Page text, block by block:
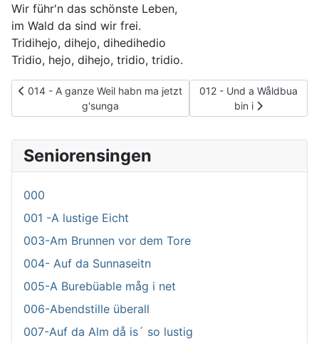
Wir führ'n das schönste Leben,
im Wald da sind wir frei.
Tridihejo, dihejo, dihedihedio
Tridio, hejo, dihejo, tridio, tridio.
Vorheriger Beitrag: 014 - A ganze Weil habn ma jetzt g'sunga
014 - A ganze Weil habn ma jetzt
g'sunga
Nächster Beitrag: 012 -
012 - Und a Wåldbua
bin i
Seniorensingen
000
001 -A lustige Eicht
003-Am Brunnen vor dem Tore
004- Auf da Sunnaseitn
005-A Burebüable måg i net
006-Abendstille überall
007-Auf da Alm då is´ so lustig